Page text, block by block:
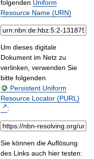
folgenden Uniform
Resource Name (URN)
Um dieses digitale
Dokument im Netz zu
verlinken, verwenden Sie
bitte folgenden
Persistent Uniform
Resource Locator (PURL)
:
Sie können die Auflösung
des Links auch hier testen: